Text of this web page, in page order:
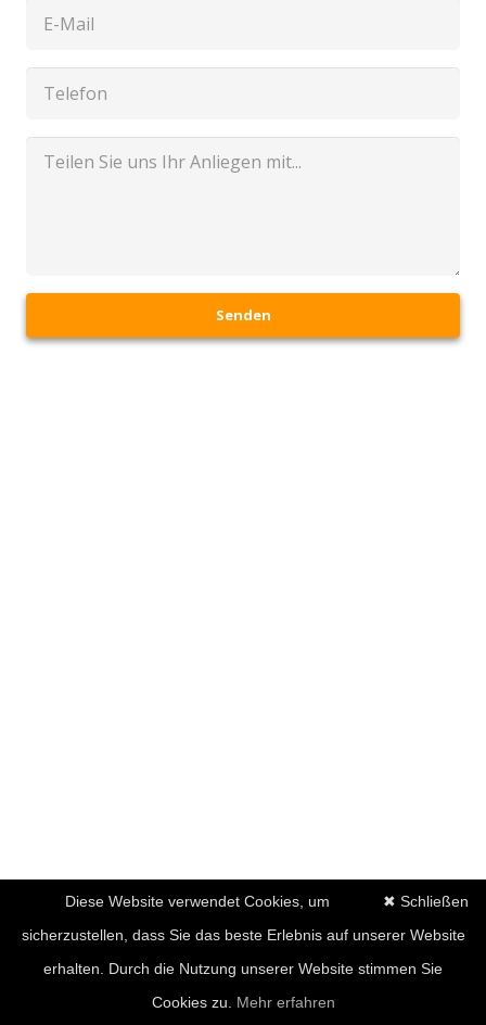
Senden
✖ Schließen
Diese Website verwendet Cookies, um
sicherzustellen, dass Sie das beste Erlebnis auf unserer Website
erhalten. Durch die Nutzung unserer Website stimmen Sie
Cookies zu. Mehr erfahren